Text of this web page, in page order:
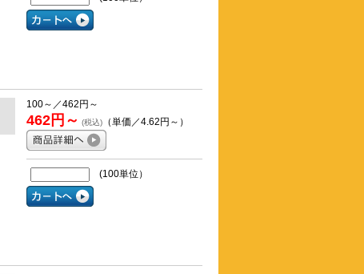
100～／462円～
462円～ (税込) （単価／4.62円～）
(100単位）